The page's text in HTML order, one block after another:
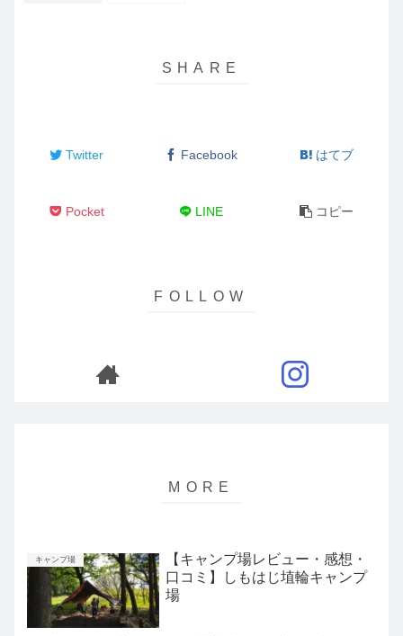
Twitter Facebook はてブ
Pocket LINE コピー
キャンプ場
【キャンプ場レビュー・感想・
口コミ】しもはじ埴輪キャンプ
場